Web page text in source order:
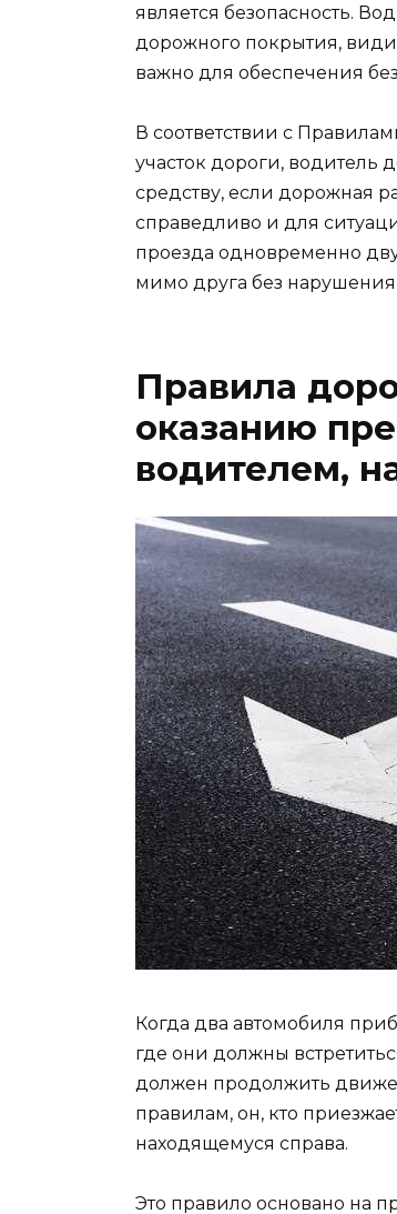
является безопасность.
дорожного покрытия,
важно для обеспечения
В соответствии с
участок дороги, водитель
средству, если дорожная
справедливо и для
проезда одновременно
мимо друга без
Правила
оказанию
водителем,
Когда два автомобиля
где они должны
должен продолжить
правилам, он, кто
находящемуся справа.
Это правило основано на